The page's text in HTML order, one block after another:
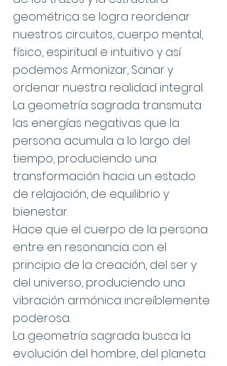
geométrica se logra reordenar
nuestros circuitos, cuerpo mental,
físico, espiritual e intuitivo y así
podemos Armonizar, Sanar y
ordenar nuestra realidad integral.
La geometría sagrada transmuta
las energías negativas que la
persona acumula a lo largo del
tiempo, produciendo una
transformación hacia un estado
de relajación, de equilibrio y
bienestar.
Hace que el cuerpo de la persona
entre en resonancia con el
principio de la creación, del ser y
del universo, produciendo una
vibración armónica increíblemente
poderosa.
La geometría sagrada busca la
evolución del hombre, del planeta